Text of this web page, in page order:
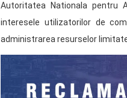
Autoritatea Nationala pentru
interesele utilizatorilor de
administrarea resurselor